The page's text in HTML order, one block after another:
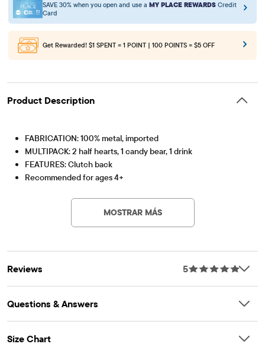
SAVE 30% when you open and use a MY PLACE REWARDS Credit
Card
Get Rewarded! $1 SPENT = 1 POINT | 100 POINTS = $5 OFF
Product Description
FABRICATION: 100% metal, imported
MULTIPACK: 2 half hearts, 1 candy bear, 1 drink
FEATURES: Clutch back
Recommended for ages 4+
MOSTRAR MÁS
Reviews 5
Questions & Answers
Size Chart